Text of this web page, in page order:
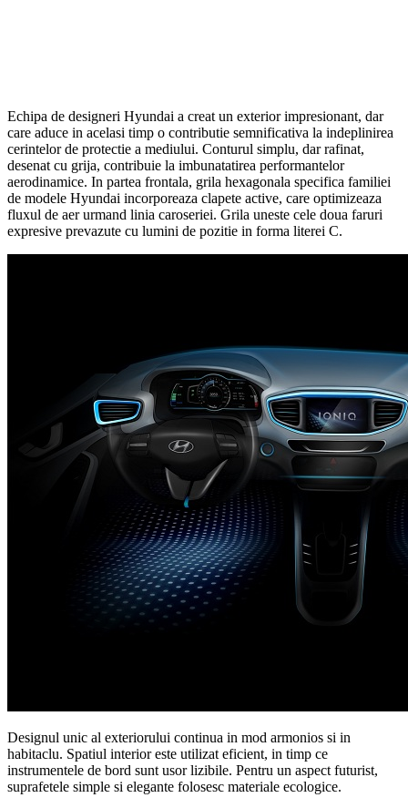
Echipa de designeri Hyundai a creat un exterior impresionant, dar
care aduce in acelasi timp o contributie semnificativa la indeplinirea
cerintelor de protectie a mediului. Conturul simplu, dar rafinat,
desenat cu grija, contribuie la imbunatatirea performantelor
aerodinamice. In partea frontala, grila hexagonala specifica familiei
de modele Hyundai incorporeaza clapete active, care optimizeaza
fluxul de aer urmand linia caroseriei. Grila uneste cele doua faruri
expresive prevazute cu lumini de pozitie in forma literei C.
Designul unic al exteriorului continua in mod armonios si in
habitaclu. Spatiul interior este utilizat eficient, in timp ce
instrumentele de bord sunt usor lizibile. Pentru un aspect futurist,
suprafetele simple si elegante folosesc materiale ecologice.